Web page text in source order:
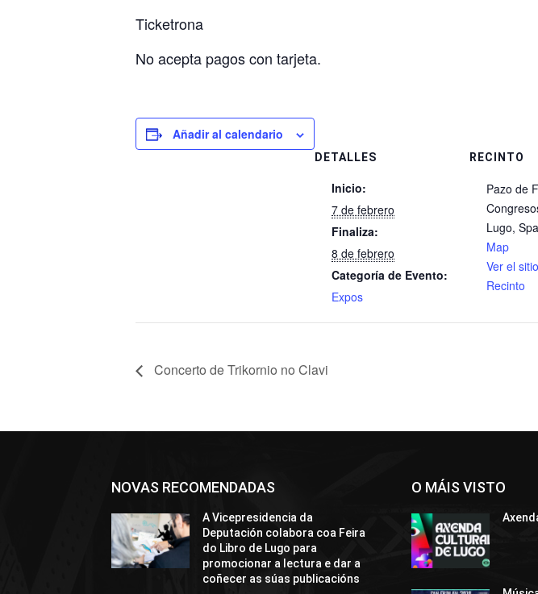
Ticketrona
No acepta pagos con tarjeta.
Añadir al calendario
DETALLES
Inicio:
7 de febrero
Finaliza:
8 de febrero
Categoría de Evento:
Expos
RECINTO
Pazo de
Lugo,
Map
Ver el
Recinto
Concerto de Trikornio no Clavi
NOVAS RECOMENDADAS
A Vicepresidencia da
Deputación colabora coa Feira
do Libro de Lugo para
promocionar a lectura e dar a
coñecer as súas publicacións
O MÁIS VISTO